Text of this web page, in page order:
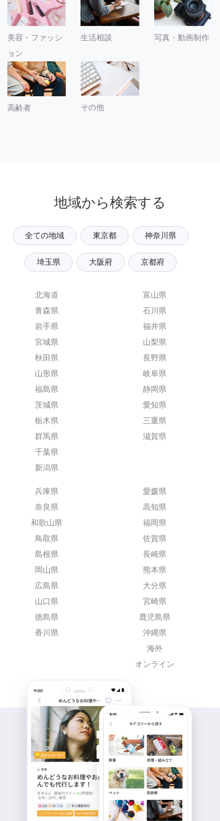
美容・ファッシ
ョン
生活相談 写真・動画制作
高齢者 その他
地域から検索する
全ての地域 東京都 神奈川県
埼玉県 大阪府 京都府
北海道
青森県
岩手県
宮城県
秋田県
山形県
福島県
茨城県
栃木県
群馬県
千葉県
新潟県
富山県
石川県
福井県
山梨県
長野県
岐阜県
静岡県
愛知県
三重県
滋賀県
兵庫県
奈良県
和歌山県
鳥取県
島根県
岡山県
広島県
山口県
徳島県
香川県
愛媛県
高知県
福岡県
佐賀県
長崎県
熊本県
大分県
宮崎県
鹿児島県
沖縄県
海外
オンライン